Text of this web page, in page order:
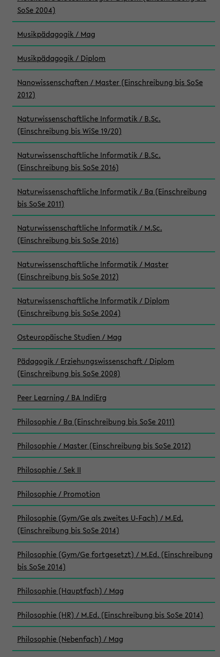
SoSe 2004)
Musikpädagogik / Mag
Musikpädagogik / Diplom
Nanowissenschaften / Master (Einschreibung bis SoSe
2012)
Naturwissenschaftliche Informatik / B.Sc.
(Einschreibung bis WiSe 19/20)
Naturwissenschaftliche Informatik / B.Sc.
(Einschreibung bis SoSe 2016)
Naturwissenschaftliche Informatik / Ba (Einschreibung
bis SoSe 2011)
Naturwissenschaftliche Informatik / M.Sc.
(Einschreibung bis SoSe 2016)
Naturwissenschaftliche Informatik / Master
(Einschreibung bis SoSe 2012)
Naturwissenschaftliche Informatik / Diplom
(Einschreibung bis SoSe 2004)
Osteuropäische Studien / Mag
Pädagogik / Erziehungswissenschaft / Diplom
(Einschreibung bis SoSe 2008)
Peer Learning / BA IndiErg
Philosophie / Ba (Einschreibung bis SoSe 2011)
Philosophie / Master (Einschreibung bis SoSe 2012)
Philosophie / Sek II
Philosophie / Promotion
Philosophie (Gym/Ge als zweites U-Fach) / M.Ed.
(Einschreibung bis SoSe 2014)
Philosophie (Gym/Ge fortgesetzt) / M.Ed. (Einschreibung
bis SoSe 2014)
Philosophie (Hauptfach) / Mag
Philosophie (HR) / M.Ed. (Einschreibung bis SoSe 2014)
Philosophie (Nebenfach) / Mag